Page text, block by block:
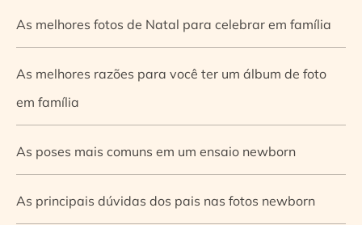
As melhores fotos de Natal para celebrar em família
As melhores razões para você ter um álbum de foto
em família
As poses mais comuns em um ensaio newborn
As principais dúvidas dos pais nas fotos newborn